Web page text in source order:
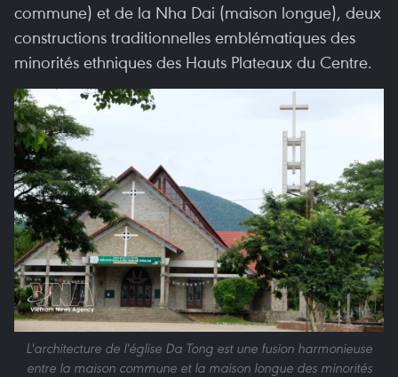
commune) et de la Nha Dai (maison longue), deux
constructions traditionnelles emblématiques des
minorités ethniques des Hauts Plateaux du Centre.
L'architecture de l'église Da Tong est une fusion harmonieuse
entre la maison commune et la maison longue des minorités